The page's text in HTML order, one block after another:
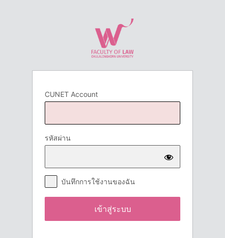
CUNET Account
รหัสผ่าน
บันทึกการใช้งานของฉัน